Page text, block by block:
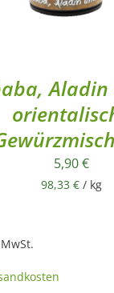
Aladin
5,90€
98,33 € / kg